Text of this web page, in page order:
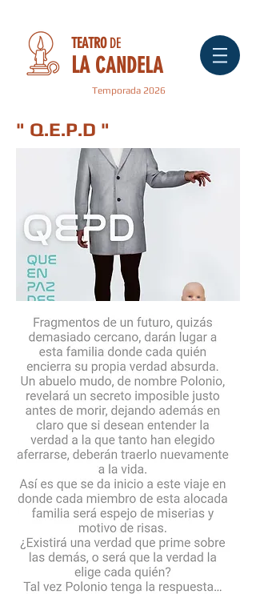
TEATRO DE
LA CANDELA
Temporada 2026
" Q.E.P.D "